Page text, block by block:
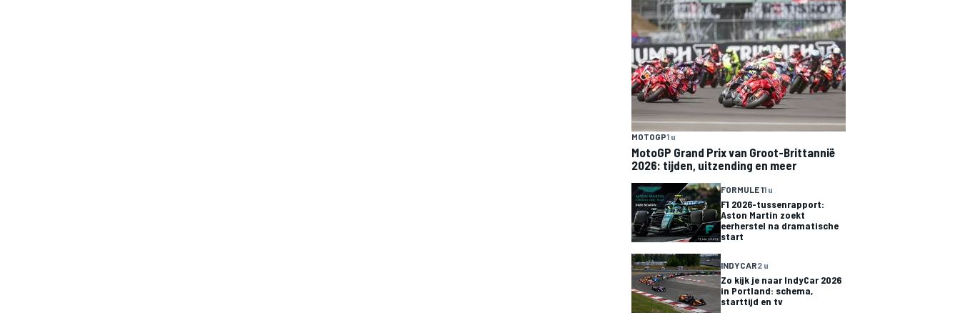
MOTOGP1 u
MotoGP Grand Prix van Groot-Brittannië
2026: tijden, uitzending en meer
FORMULE 11 u
F1 2026-tussenrapport:
Aston Martin zoekt
eerherstel na dramatische
start
INDYCAR2 u
Zo kijk je naar IndyCar 2026
in Portland: schema,
starttijd en tv